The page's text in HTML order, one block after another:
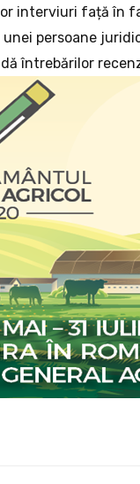
interviuri față în
persoane
întrebărilor